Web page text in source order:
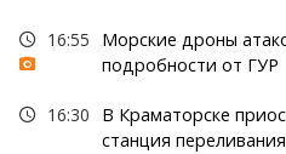
16:55
Морские дроны
подробности от ГУР
16:30
В Краматорске
станция